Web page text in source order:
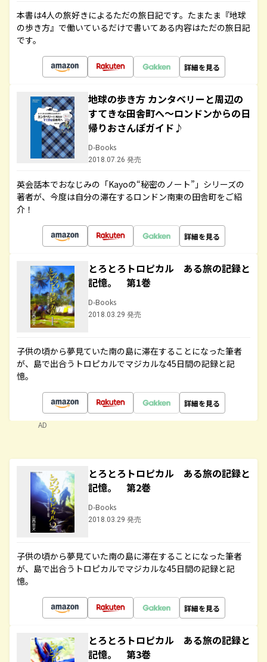
本書は4人の旅好きによるただの旅日記です。たまたま『地球
の歩き方』で働いているだけで書いてある内容はただの旅日記
です。
詳細を見る
地球の歩き方 カンタベリーと周辺の
すてきな田舎町へ～ロンドンからの日
帰りおさんぽガイド♪
D-Books
2018.07.26 発売
英会話本でおなじみの「Kayoの“秘密のノート”」シリーズの
著者が、今度は自分の滞在するロンドン南東の田舎町をご紹
介！
詳細を見る
とろとろトロピカル ある旅の記録と
記憶。 第1巻
D-Books
2018.03.29 発売
子供の頃から夢見ていた南の島に滞在することになった筆者
が、島で出合うトロピカルでマジカルな45日間の記録と記
憶。
詳細を見る
AD
とろとろトロピカル ある旅の記録と
記憶。 第2巻
D-Books
2018.03.29 発売
子供の頃から夢見ていた南の島に滞在することになった筆者
が、島で出合うトロピカルでマジカルな45日間の記録と記
憶。
詳細を見る
とろとろトロピカル ある旅の記録と
記憶。 第3巻